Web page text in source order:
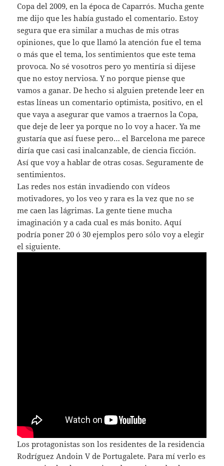
Copa del 2009, en la época de Caparrós. Mucha gente
me dijo que les había gustado el comentario. Estoy
segura que era similar a muchas de mis otras
opiniones, que lo que llamó la atención fue el tema
o más que el tema, los sentimientos que este tema
provoca. No sé vosotros pero yo mentiría si dijese
que no estoy nerviosa. Y no porque piense que
vamos a ganar. De hecho si alguien pretende leer en
estas líneas un comentario optimista, positivo, en el
que vaya a asegurar que vamos a traernos la Copa,
que deje de leer ya porque no lo voy a hacer. Ya me
gustaría que así fuese pero… el Barcelona me parece
diría que casi casi inalcanzable, de ciencia ficción.
Así que voy a hablar de otras cosas. Seguramente de
sentimientos.
Las redes nos están invadiendo con vídeos
motivadores, yo los veo y rara es la vez que no se
me caen las lágrimas. La gente tiene mucha
imaginación y a cada cual es más bonito. Aquí
podría poner 20 ó 30 ejemplos pero sólo voy a elegir
el siguiente.
Los protagonistas son los residentes de la residencia
Rodríguez Andoin V de Portugalete. Para mí verlo es